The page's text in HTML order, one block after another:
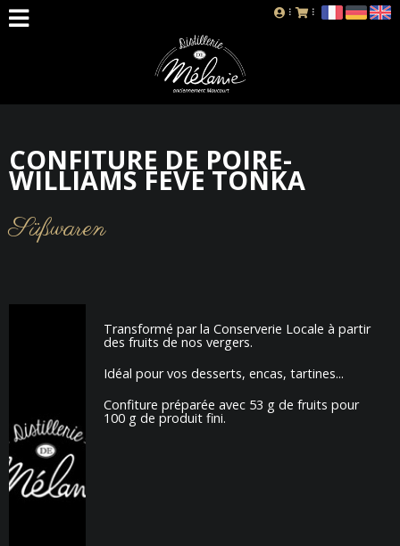
CONFITURE DE POIRE-
WILLIAMS FEVE TONKA
Süßwaren
Transformé par la Conserverie Locale à partir
des fruits de nos vergers.
Idéal pour vos desserts, encas, tartines...
Confiture préparée avec 53 g de fruits pour
100 g de produit fini.